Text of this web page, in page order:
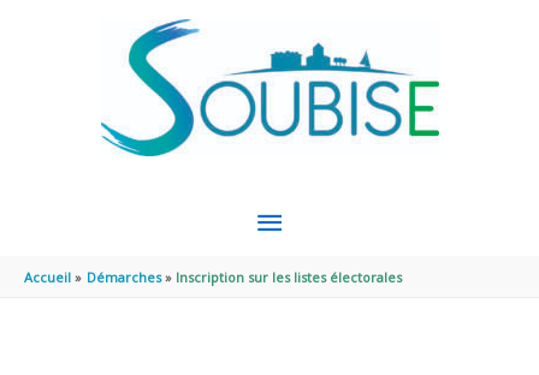
MENU
PRINCIPAL
Accueil Démarches Inscription sur les listes électorales